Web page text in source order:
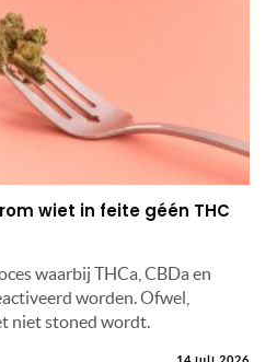
wiet in feite géén THC
waarbij THCa, CBDa en
worden. Ofwel,
niet stoned wordt.